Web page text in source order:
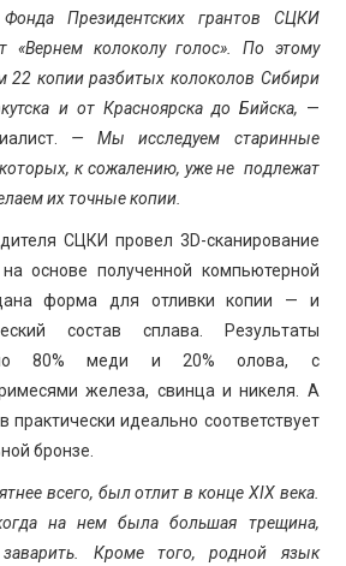
Президентских грантов СЦКИ
«Вернем колоколу голос». По этому
22 копии разбитых колоколов Сибири
и от Красноярска до Бийска, —
— Мы исследуем старинные
к сожалению, уже не подлежат
их точные копии.
СЦКИ провел 3D-сканирование
основе полученной компьютерной
форма для отливки копии — и
состав сплава. Результаты
80% меди и 20% олова, с
железа, свинца и никеля. А
практически идеально соответствует
бронзе.
всего, был отлит в конце XIXвека.
на нем была большая трещина,
Кроме того, родной язык